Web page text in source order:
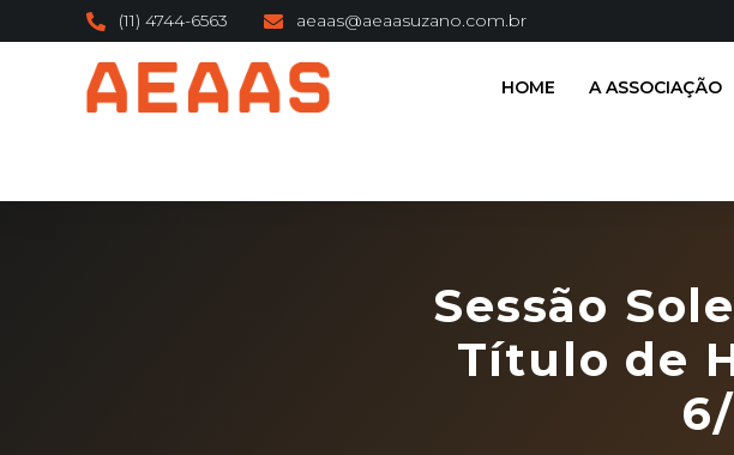
(11) 4744-6563 aeaas@aeaasuzano.com.br
HOME A ASSOCIAÇÃO
Sessão
Título de